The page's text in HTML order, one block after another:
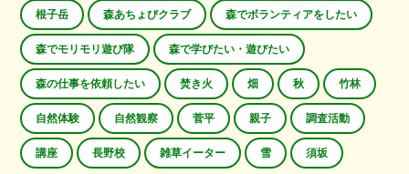
根子岳 森あちょびクラブ 森でボランティアをしたい
森でモリモリ遊び隊 森で学びたい・遊びたい
森の仕事を依頼したい 焚き火 畑 秋 竹林
自然体験 自然観察 菅平 親子 調査活動
講座 長野校 雑草イーター 雪 須坂